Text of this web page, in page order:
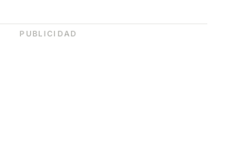
PUBLICIDAD